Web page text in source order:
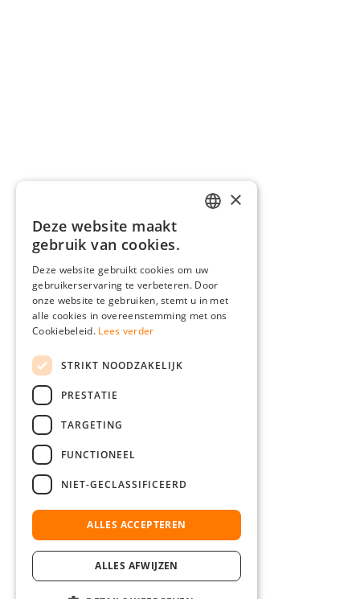
FRENCH
ITALIAN
×
Deze website maakt
gebruik van cookies.
Deze website gebruikt cookies om uw
gebruikerservaring te verbeteren. Door
onze website te gebruiken, stemt u in met
alle cookies in overeenstemming met ons
Cookiebeleid. Lees verder
STRIKT NOODZAKELIJK
PRESTATIE
TARGETING
FUNCTIONEEL
NIET-GECLASSIFICEERD
ALLES ACCEPTEREN
ALLES AFWIJZEN